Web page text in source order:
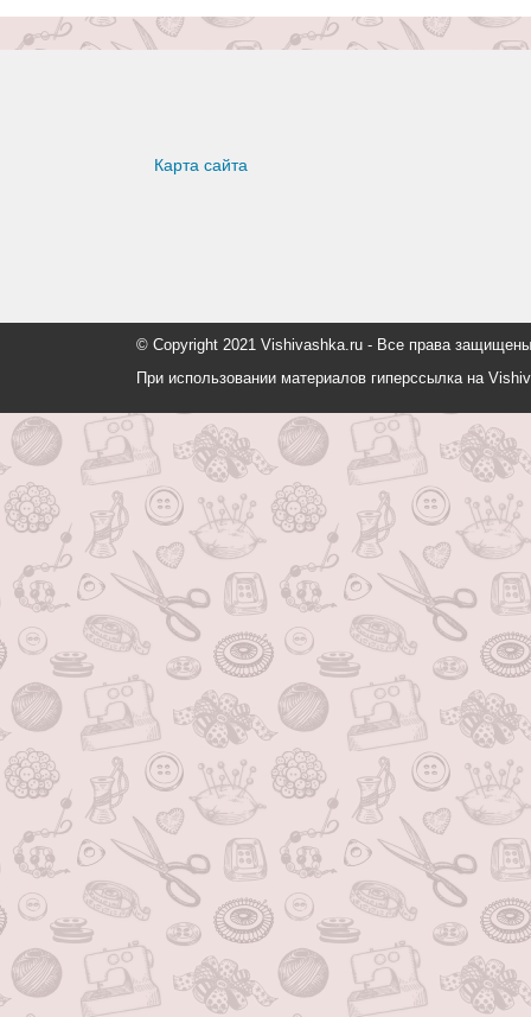
Карта сайта
© Copyright 2021 Vishivashka.ru - Все права
При использовании материалов гиперссылка на